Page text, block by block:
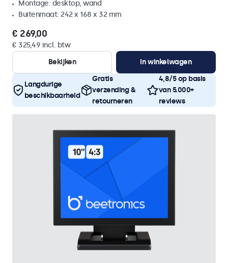
Montage: desktop, wand
Buitenmaat: 242 x 168 x 32 mm
€ 269,00
€ 325,49 incl. btw
Bekijken
In winkelwagen
Langdurige
beschikbaarheid
Gratis
verzending &
retourneren
4,8/5 op basis
van 5.000+
reviews